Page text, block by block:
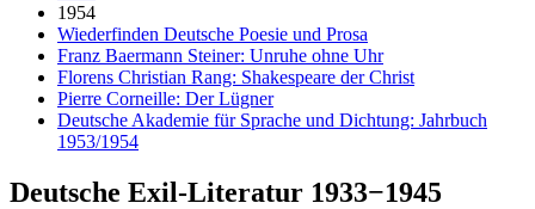
1954
Wiederfinden Deutsche Poesie und Prosa
Franz Baermann Steiner: Unruhe ohne Uhr
Florens Christian Rang: Shakespeare der Christ
Pierre Corneille: Der Lügner
Deutsche Akademie für Sprache und Dichtung: Jahrbuch
1953/1954
Deutsche Exil-Literatur 1933−1945